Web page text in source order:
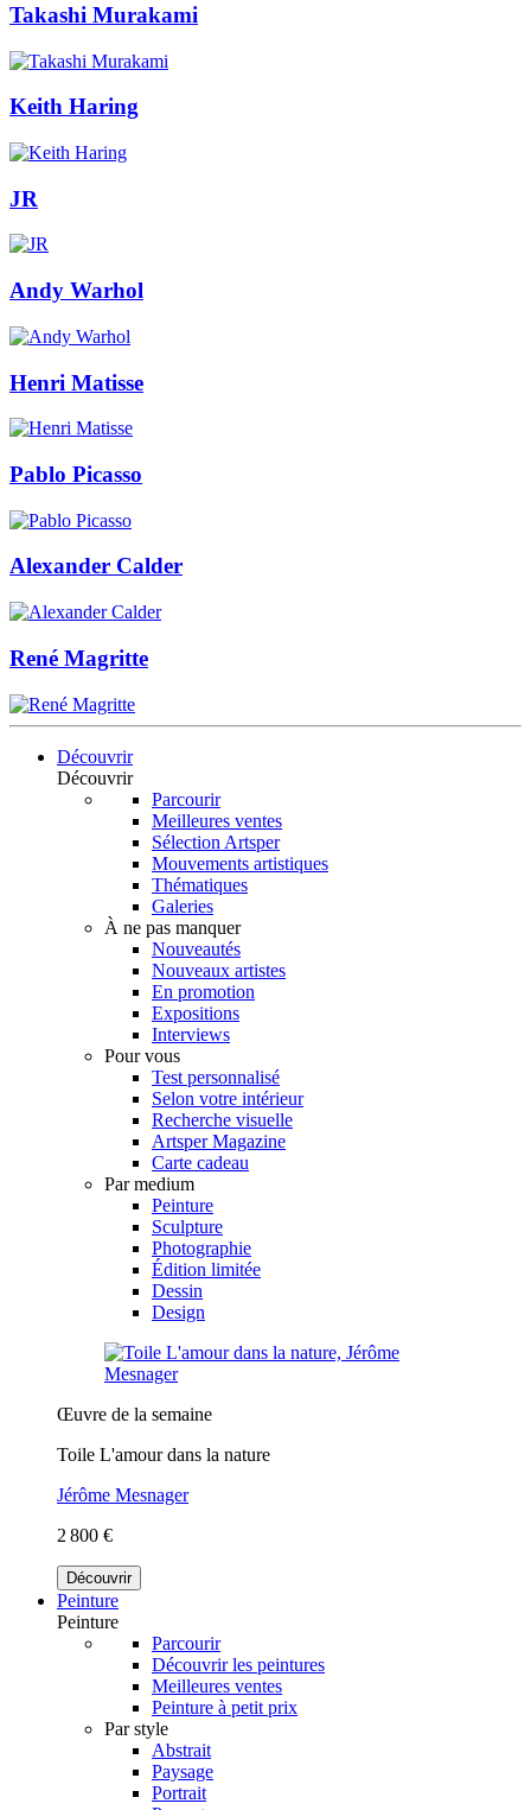
Takashi Murakami
Keith Haring
JR
Andy Warhol
Henri Matisse
Pablo Picasso
Alexander Calder
René Magritte
Découvrir
Découvrir
Parcourir
Meilleures ventes
Sélection Artsper
Mouvements artistiques
Thématiques
Galeries
À ne pas manquer
Nouveautés
Nouveaux artistes
En promotion
Expositions
Interviews
Pour vous
Test personnalisé
Selon votre intérieur
Recherche visuelle
Artsper Magazine
Carte cadeau
Par medium
Peinture
Sculpture
Photographie
Édition limitée
Dessin
Design
Œuvre de la semaine
Toile L'amour dans la nature
Jérôme Mesnager
2 800 €
Découvrir
Peinture
Peinture
Parcourir
Découvrir les peintures
Meilleures ventes
Peinture à petit prix
Par style
Abstrait
Paysage
Portrait